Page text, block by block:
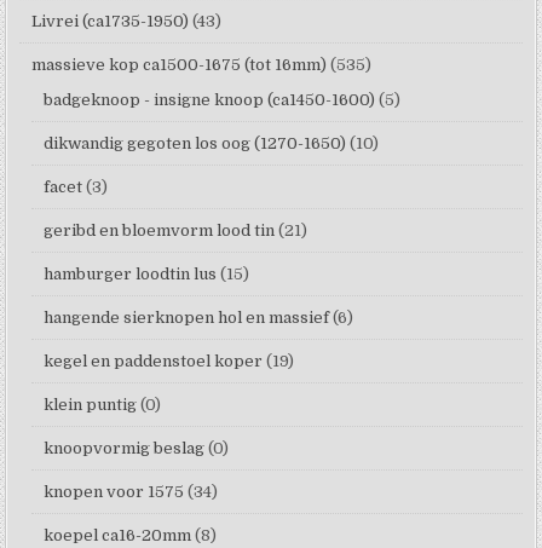
Livrei (ca1735-1950) (43)
massieve kop ca1500-1675 (tot 16mm) (535)
badgeknoop - insigne knoop (ca1450-1600) (5)
dikwandig gegoten los oog (1270-1650) (10)
facet (3)
geribd en bloemvorm lood tin (21)
hamburger loodtin lus (15)
hangende sierknopen hol en massief (6)
kegel en paddenstoel koper (19)
klein puntig (0)
knoopvormig beslag (0)
knopen voor 1575 (34)
koepel ca16-20mm (8)